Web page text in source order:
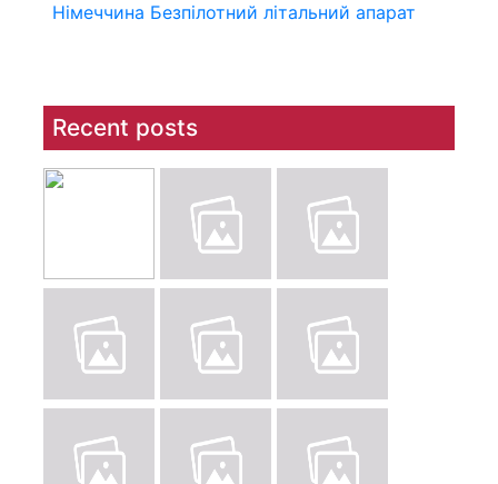
Німеччина Безпілотний літальний апарат
Recent posts